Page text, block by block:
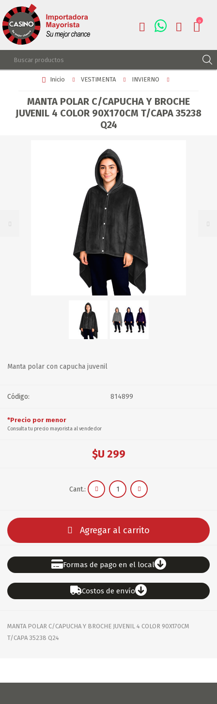
REGISTRARSE
LISTA DE DESEOS 0
0
Inicio VESTIMENTA INVIERNO
MANTA POLAR C/CAPUCHA Y BROCHE
JUVENIL 4 COLOR 90X170CM T/CAPA 35238
Q24
Manta polar con capucha juvenil
Código: 814899
*Precio por menor
Consulta tu precio mayorista al vendedor
$U 299
Cant.:
Agregar al carrito
Formas de pago en el local
Costos de envío
MANTA POLAR C/CAPUCHA Y BROCHE JUVENIL 4 COLOR 90X170CM
T/CAPA 35238 Q24